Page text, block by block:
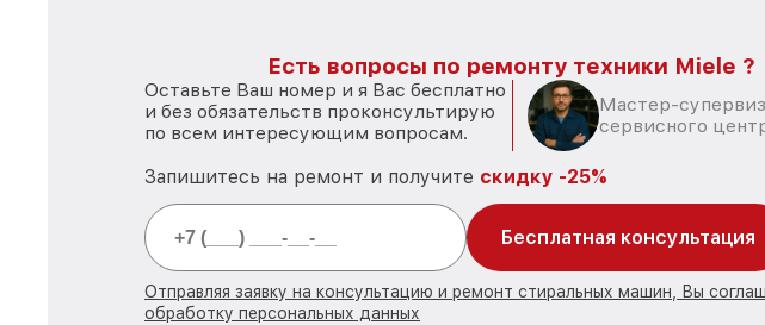
Есть вопросы по ремонту техники Miele ?
Оставьте Ваш номер и я Вас бесплатно
и без обязательств проконсультирую
по всем интересующим вопросам.
Мастер-
сервисного
Запишитесь на ремонт и получите скидку -25%
Бесплатная консультация
Отправляя заявку на консультацию и ремонт стиральных машин, Вы
обработку персональных данных